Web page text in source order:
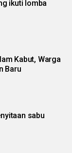
ikuti lomba
Kabut, Warga
Baru
sabu